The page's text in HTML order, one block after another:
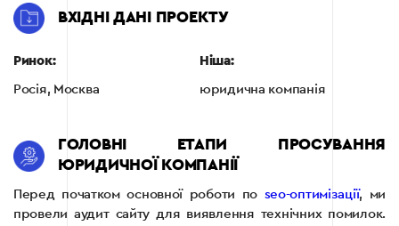
ВХІДНІ ДАНІ ПРОЕКТУ
Ринок:
Росія, Москва
Ніша:
юридична компанія
ГОЛОВНІ ЕТАПИ ПРОСУВАННЯ
ЮРИДИЧНОЇ КОМПАНІЇ
Перед початком основної роботи по seo-оптимізації, ми
провели аудит сайту для виявлення технічних помилок.